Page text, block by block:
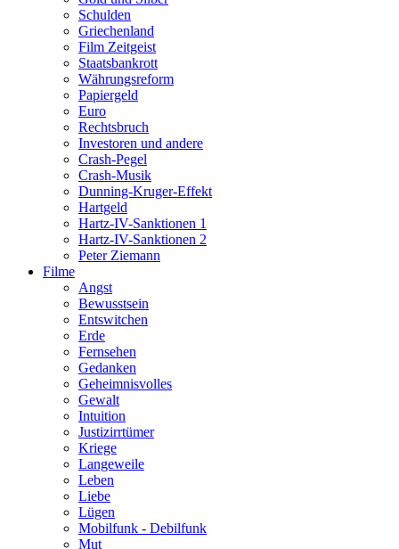
Schulden
Griechenland
Film Zeitgeist
Staatsbankrott
Währungsreform
Papiergeld
Euro
Rechtsbruch
Investoren und andere
Crash-Pegel
Crash-Musik
Dunning-Kruger-Effekt
Hartgeld
Hartz-IV-Sanktionen 1
Hartz-IV-Sanktionen 2
Peter Ziemann
Filme
Angst
Bewusstsein
Entswitchen
Erde
Fernsehen
Gedanken
Geheimnisvolles
Gewalt
Intuition
Justizirrtümer
Kriege
Langeweile
Leben
Liebe
Lügen
Mobilfunk - Debilfunk
Mut